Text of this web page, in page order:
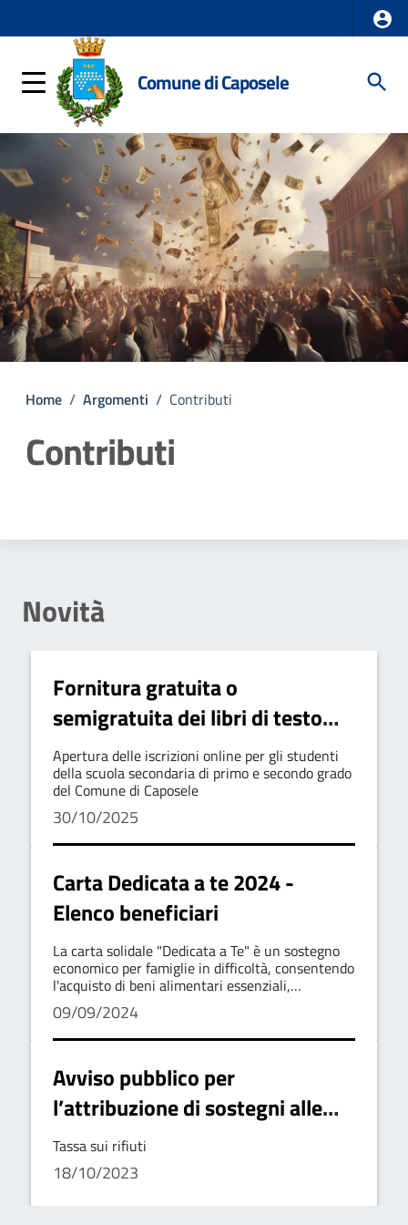
Comune di Caposele
Home / Argomenti / Contributi
Contributi
Novità
Fornitura gratuita o
semigratuita dei libri di testo
per l’anno scolastico 2025/2026
Apertura delle iscrizioni online per gli studenti
della scuola secondaria di primo e secondo grado
del Comune di Caposele
30/10/2025
Carta Dedicata a te 2024 -
Elenco beneficiari
La carta solidale "Dedicata a Te" è un sostegno
economico per famiglie in difficoltà, consentendo
l'acquisto di beni alimentari essenziali,
carburante e trasporto pubblico.
09/09/2024
Avviso pubblico per
l’attribuzione di sostegni alle
famiglie che versano in stato di
bisogno per il pagamento della
Tassa sui rifiuti
18/10/2023